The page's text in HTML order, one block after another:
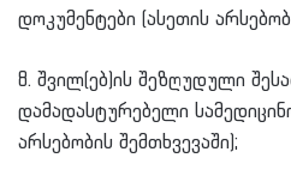
დოკუმენტები (ასეთის
8. შვილ(ებ)ის შეზღუდული
დამადასტურებელი
არსებობის შემთხვევაში);